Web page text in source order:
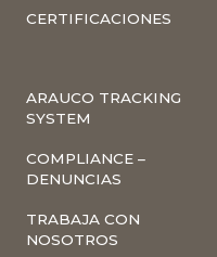
CERTIFICACIONES
ARAUCO TRACKING
SYSTEM
COMPLIANCE –
DENUNCIAS
TRABAJA CON
NOSOTROS